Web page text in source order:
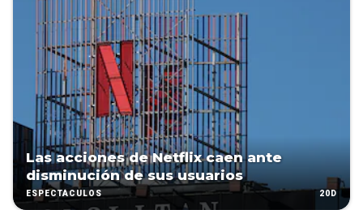
Las acciones de Netflix caen ante
disminución de sus usuarios
ESPECTÁCULOS 20D